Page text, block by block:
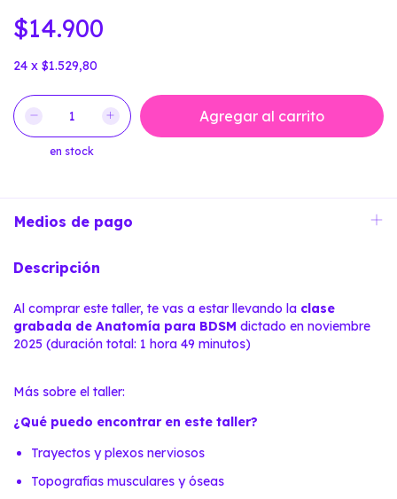
$14.900
24 x $1.529,80
en stock
Medios de pago
Descripción
Al comprar este taller, te vas a estar llevando la clase
grabada de Anatomía para BDSM dictado en noviembre
2025 (duración total: 1 hora 49 minutos)
Más sobre el taller:
¿Qué puedo encontrar en este taller?
Trayectos y plexos nerviosos
Topografías musculares y óseas